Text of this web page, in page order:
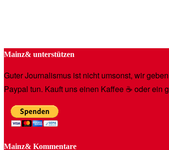
Mainz& unterstützen
Guter Journalismus ist nicht umsonst, wir
Paypal tun. Kauft uns einen Kaffee ☕️ oder ein
Mainz& Kommentare